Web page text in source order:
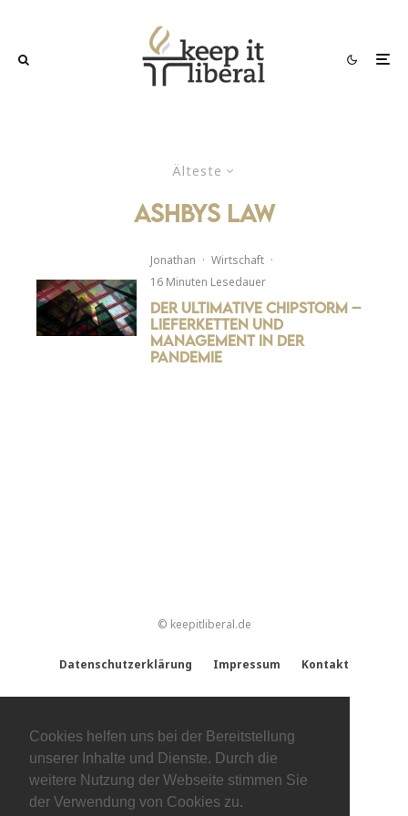
Cookies helfen uns bei der Bereitstellung
unserer Inhalte und Dienste. Durch die
weitere Nutzung der Webseite stimmen Sie
der Verwendung von Cookies zu.
Älteste
Ashbys Law
Jonathan · Wirtschaft ·
16 Minuten Lesedauer
Der ultimative Chipstorm –
Lieferketten und
Management in der
Pandemie
© keepitliberal.de
Datenschutzerklärung Impressum Kontakt